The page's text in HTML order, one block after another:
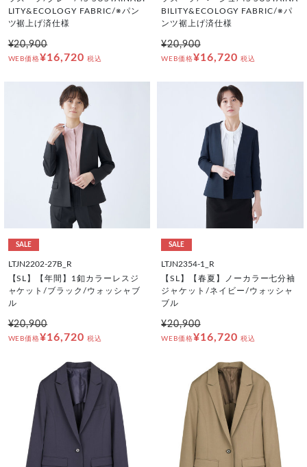
LITY&ECOLOGY FABRIC/※パン
ツ裾上げ済仕様
¥20,900
WEB価格¥16,720 税込
BILITY&ECOLOGY FABRIC/※パ
ンツ裾上げ済仕様
¥20,900
WEB価格¥16,720 税込
SALE
LTJN2202-27B_R
【SL】【年間】1釦カラーレスジ
ャケット/ブラック/ウォッシャブ
ル
¥20,900
WEB価格¥16,720 税込
SALE
LTJN2354-1_R
【SL】【春夏】ノーカラー七分袖
ジャケット/ネイビー/ウォッシャ
ブル
¥20,900
WEB価格¥16,720 税込